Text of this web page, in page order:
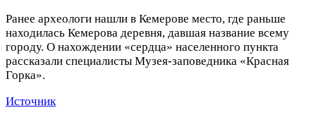
Ранее археологи нашли в Кемерове место, где раньше
находилась Кемерова деревня, давшая название всему
городу. О нахождении «сердца» населенного пункта
рассказали специалисты Музея-заповедника «Красная
Горка».
Источник